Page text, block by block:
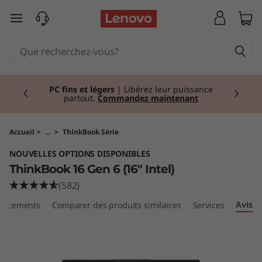
T
B
o
o
k
passer au contenu principal
PC fins et légers | Libérez leur puissance
partout. Commandez maintenant
Accueil > ... > ThinkBook Série
NOUVELLES OPTIONS DISPONIBLES
ThinkBook 16 Gen 6 (16" Intel)
(582)
Comparer des produits similaires Services Avis